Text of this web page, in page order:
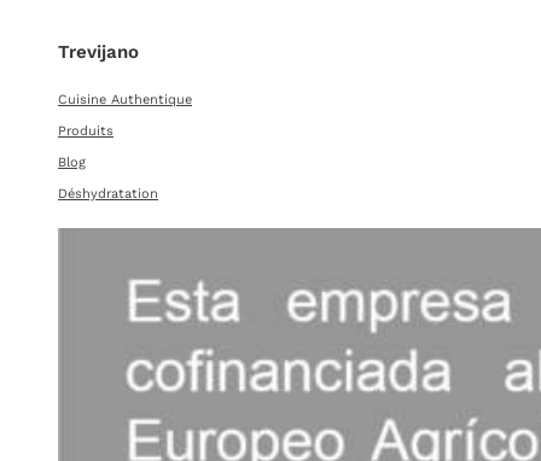
Trevijano
Cuisine Authentique
Produits
Blog
Déshydratation